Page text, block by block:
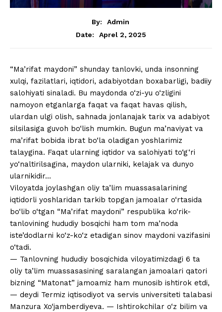
By:
Admin
Date:
Aprel 2, 2025
“Ma’rifat maydoni” shunday tanlovki, unda insonning
xulqi, fazilatlari, iqtidori, adabiyotdan boxabarligi, badiiy
salohiyati sinaladi. Bu maydonda o‘zi-yu o‘zligini
namoyon etganlarga faqat va faqat havas qilish,
ulardan ulgi olish, sahnada jonlanajak tarix va adabiyot
silsilasiga guvoh bo‘lish mumkin. Bugun ma’naviyat va
ma’rifat bobida ibrat bo‘la oladigan yoshlarimiz
talaygina. Faqat ularning iqtidor va salohiyati to‘g‘ri
yo‘naltirilsagina, maydon ularniki, kelajak va dunyo
ularnikidir…
Viloyatda joylashgan oliy ta’lim muassasalarining
iqtidorli yoshlaridan tarkib topgan jamoalar o‘rtasida
bo‘lib o‘tgan “Ma’rifat maydoni” respublika ko‘rik-
tanlovining hududiy bosqichi ham tom ma’noda
iste’dodlarni ko‘z-ko‘z etadigan sinov maydoni vazifasini
o‘tadi.
— Tanlovning hududiy bosqichida viloyatimizdagi 6 ta
oliy ta’lim muassasasining saralangan jamoalari qatori
bizning “Matonat” jamoamiz ham munosib ishtirok etdi,
— deydi Termiz iqtisodiyot va servis universiteti talabasi
Manzura Xo‘jamberdiyeva. — Ishtirokchilar o‘z bilim va